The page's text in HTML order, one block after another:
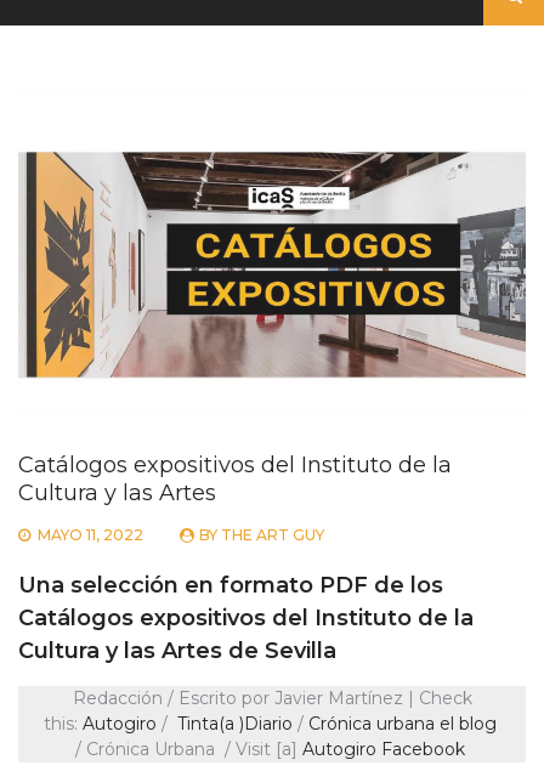
Catálogos expositivos del Instituto de la
Cultura y las Artes
MAYO 11, 2022 BY THE ART GUY
Una selección en formato PDF de los
Catálogos expositivos del Instituto de la
Cultura y las Artes de Sevilla
Redacción / Escrito por Javier Martínez | Check
this: Autogiro / Tinta(a )Diario / Crónica urbana el blog
/ Crónica Urbana / Visit [a] Autogiro Facebook